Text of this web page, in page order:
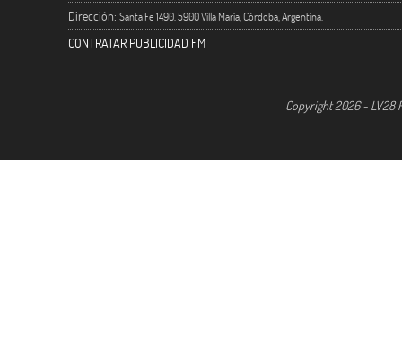
Dirección: Santa Fe 1490. 5900 Villa María, Córdoba, Argentina.
CONTRATAR PUBLICIDAD FM
Copyright 2026 - LV28